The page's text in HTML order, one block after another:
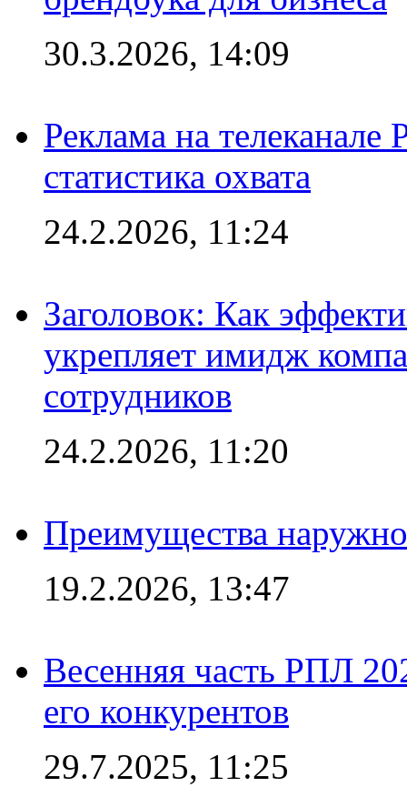
30.3.2026, 14:09
Реклама на
статистика охвата
24.2.2026, 11:24
Заголовок: Как
укрепляет имидж
сотрудников
24.2.2026, 11:20
Преимущества
19.2.2026, 13:47
Весенняя часть РПЛ
его конкурентов
29.7.2025, 11:25